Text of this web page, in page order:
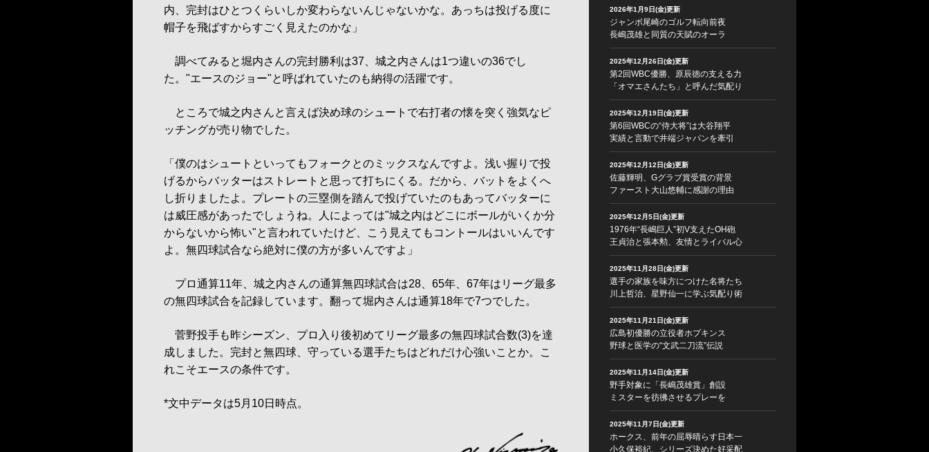
内、完封はひとつくらいしか変わらないんじゃないかな。あっちは投げる度に
帽子を飛ばすからすごく見えたのかな」
調べてみると堀内さんの完封勝利は37、城之内さんは1つ違いの36でし
た。"エースのジョー"と呼ばれていたのも納得の活躍です。
ところで城之内さんと言えば決め球のシュートで右打者の懐を突く強気なピ
ッチングが売り物でした。
「僕のはシュートといってもフォークとのミックスなんですよ。浅い握りで投
げるからバッターはストレートと思って打ちにくる。だから、バットをよくへ
し折りましたよ。プレートの三塁側を踏んで投げていたのもあってバッターに
は威圧感があったでしょうね。人によっては"城之内はどこにボールがいくか分
からないから怖い"と言われていたけど、こう見えてもコントールはいいんです
よ。無四球試合なら絶対に僕の方が多いんですよ」
プロ通算11年、城之内さんの通算無四球試合は28、65年、67年はリーグ最多
の無四球試合を記録しています。翻って堀内さんは通算18年で7つでした。
菅野投手も昨シーズン、プロ入り後初めてリーグ最多の無四球試合数(3)を達
成しました。完封と無四球、守っている選手たちはどれだけ心強いことか。こ
れこそエースの条件です。
*文中データは5月10日時点。
2026年1月9日(金)更新
ジャンボ尾崎のゴルフ転向前夜
長嶋茂雄と同質の天賦のオーラ
2025年12月26日(金)更新
第2回WBC優勝、原辰徳の支える力
「オマエさんたち」と呼んだ気配り
2025年12月19日(金)更新
第6回WBCの“侍大将”は大谷翔平
実績と言動で井端ジャパンを牽引
2025年12月12日(金)更新
佐藤輝明、Gグラブ賞受賞の背景
ファースト大山悠輔に感謝の理由
2025年12月5日(金)更新
1976年“長嶋巨人”初V支えたOH砲
王貞治と張本勲、友情とライバル心
2025年11月28日(金)更新
選手の家族を味方につけた名将たち
川上哲治、星野仙一に学ぶ気配り術
2025年11月21日(金)更新
広島初優勝の立役者ホプキンス
野球と医学の“文武二刀流”伝説
2025年11月14日(金)更新
野手対象に「長嶋茂雄賞」創設
ミスターを彷彿させるプレーを
2025年11月7日(金)更新
ホークス、前年の屈辱晴らす日本一
小久保裕紀、シリーズ決めた好采配